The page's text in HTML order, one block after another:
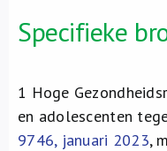
Specifieke
1 Hoge
en adolescenten
9746, januari 2023,